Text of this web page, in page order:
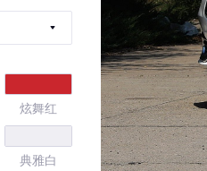
炫舞红
典雅白